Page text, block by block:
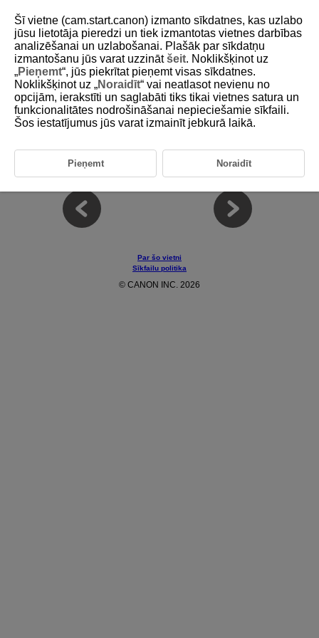
D375-031
Filmas IS režīms
Iespējo filmu ierakstīšanu ar samazinātu kameras izkustēšanos.
Par šo vietni
Sīkfailu politika
© CANON INC. 2026
Šī vietne (cam.start.canon) izmanto sīkdatnes, kas uzlabo
jūsu lietotāja pieredzi un tiek izmantotas vietnes darbības
analizēšanai un uzlabošanai. Plašāk par sīkdatņu
izmantošanu jūs varat uzzinātšeit. Noklikšķinot uz
„Pieņemt“, jūs piekrītat pieņemt visas sīkdatnes.
Noklikšķinot uz „Noraidīt“ vai neatlasot nevienu no
opcijām, ierakstīti un saglabāti tiks tikai vietnes satura un
funkcionalitātes nodrošināšanai nepieciešamie sīkfaili.
Šos iestatījumus jūs varat izmainīt jebkurā laikā.
Pieņemt Noraidīt